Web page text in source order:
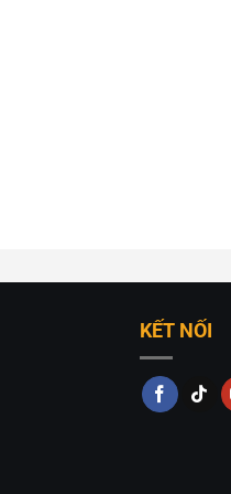
trí decor, đa dạng mẫu mã
KẾT NỐI